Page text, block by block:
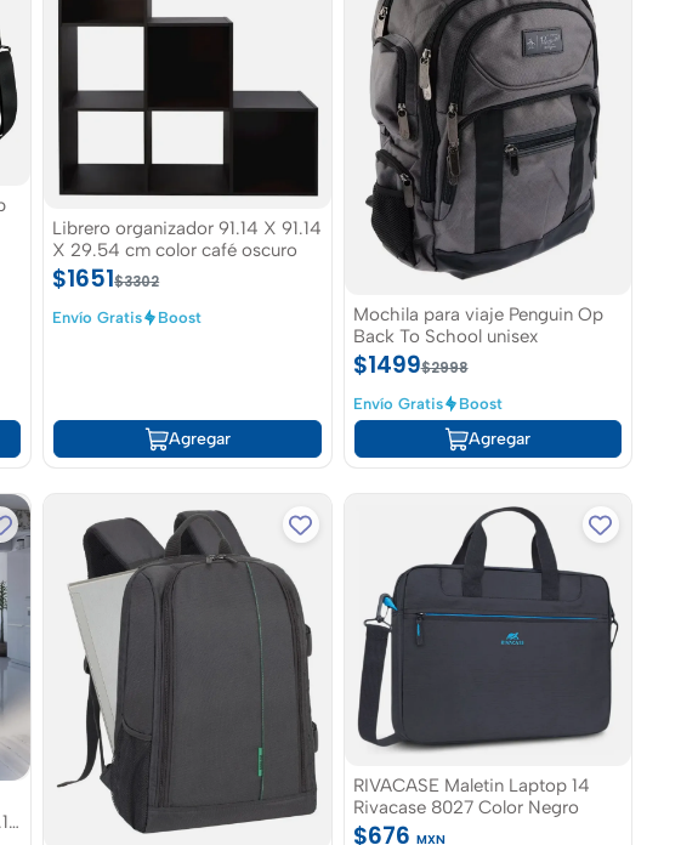
Librero organizador 91.14 X 91.14
X 29.54 cm color café oscuro
$1651$3302
Envío Gratis Boost
Agregar
Mochila para viaje Penguin Op
Back To School unisex
$1499$2998
Envío Gratis Boost
Agregar
RIVACASE Maletin Laptop 14
Rivacase 8027 Color Negro
$676 MXN